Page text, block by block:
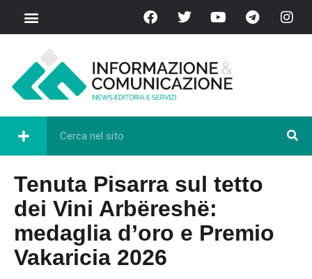
Tenuta Pisarra sul tetto
dei Vini Arbëreshë:
medaglia d’oro e Premio
Vakaricia 2026